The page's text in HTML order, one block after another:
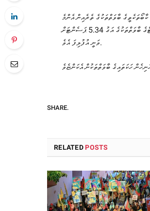
އަގުތައް ވަނީ 1.62 ޕަސެންޓް އިތުރުވެފަ އެވެ. ކާބޯތަކެތީގެ ބާވަތްތަކުގެ ތެރެއިން އެންމެ
ބޮޑަށް އަގު އުފުލުނީ މޭވާ އާއި ތެލާއި ފެޓްގެ ބާވަތްތަކުންނެވެ. މޭވާގެ އަގު 10.20 ޕަސެންޓް އުފުލުނު އިރު ތެލާއި ފެޓްގެ ބާވަތްތަކުގެ އަގު 5.34 ޕަސެންޓަށް
ވަނީ އުފުލިފަ އެވެ.
SHARE.
RELATED POSTS